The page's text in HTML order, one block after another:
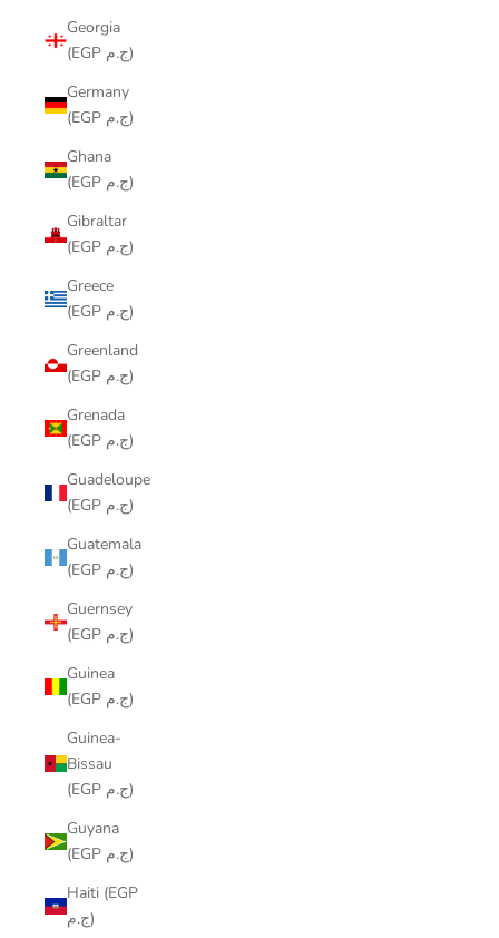
Georgia
(EGP ج.م)
Germany
(EGP ج.م)
Ghana
(EGP ج.م)
Gibraltar
(EGP ج.م)
Greece
(EGP ج.م)
Greenland
(EGP ج.م)
Grenada
(EGP ج.م)
Guadeloupe
(EGP ج.م)
Guatemala
(EGP ج.م)
Guernsey
(EGP ج.م)
Guinea
(EGP ج.م)
Guinea-
Bissau
(EGP ج.م)
Guyana
(EGP ج.م)
Haiti (EGP
ج.م)